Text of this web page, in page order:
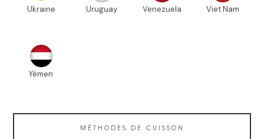
Ukraine Uruguay Venezuela Viet Nam
Yémen
MÉTHODES DE CUISSON